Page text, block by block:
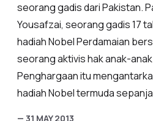
seorang gadis dari Pakistan.
Yousafzai, seorang gadis 17
hadiah Nobel Perdamaian
seorang aktivis hak anak-anak
Penghargaan itu
hadiah Nobel termuda
— 31 MAY 2013